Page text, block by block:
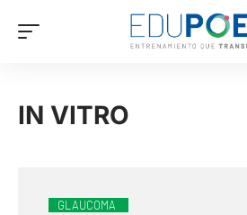
IN VITRO
GLAUCOMA